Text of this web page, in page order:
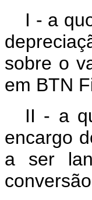
I - a
sobre o
em BTN
II - a
encargo
a ser